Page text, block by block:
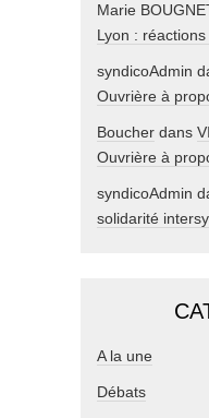
Marie
Lyon :
syndicoAdmin
Ouvrière à
Boucher dans
Ouvrière à
syndicoAdmin
solidarité
A la une
Débats